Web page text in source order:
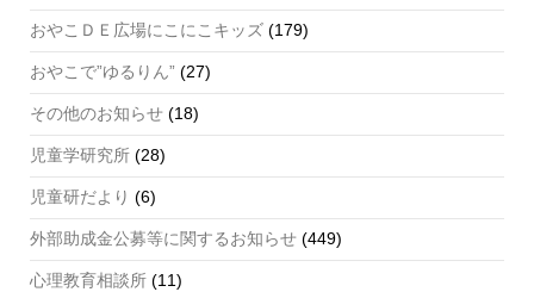
n
el
おやこＤＥ広場にこにこキッズ (179)
おやこで”ゆるりん” (27)
その他のお知らせ (18)
児童学研究所 (28)
児童研だより (6)
外部助成金公募等に関するお知らせ (449)
心理教育相談所 (11)